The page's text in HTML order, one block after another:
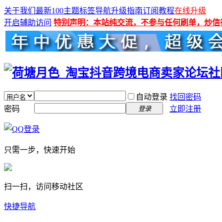
关于我们 最新100主题标签导航升级指南订阅教程在线升级
开启辅助访问 特别声明：本站纯交流，不参与任何刷单，炒信
自动登录 找回密码
密码
登录 立即注册
只需一步，快速开始
扫一扫，访问移动社区
快捷导航